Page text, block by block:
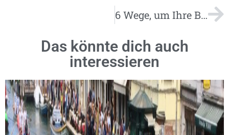
6 Wege, um Ihre Blasen zu lindern
Das könnte dich auch
interessieren